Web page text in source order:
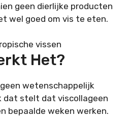
geen dierlijke producten
wel goed om vis te eten.
Het?
wetenschappelijk
dat stelt dat viscollageen
bepaalde weken werken.